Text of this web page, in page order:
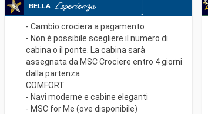
- Cambio crociera a pagamento
- Non è possibile scegliere il numero di
cabina o il ponte. La cabina sarà
assegnata da MSC Crociere entro 4 giorni
dalla partenza
COMFORT
- Navi moderne e cabine eleganti
- MSC for Me (ove disponibile)